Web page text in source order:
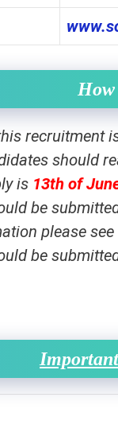
recruitment
should
is 13th of
be
please
be